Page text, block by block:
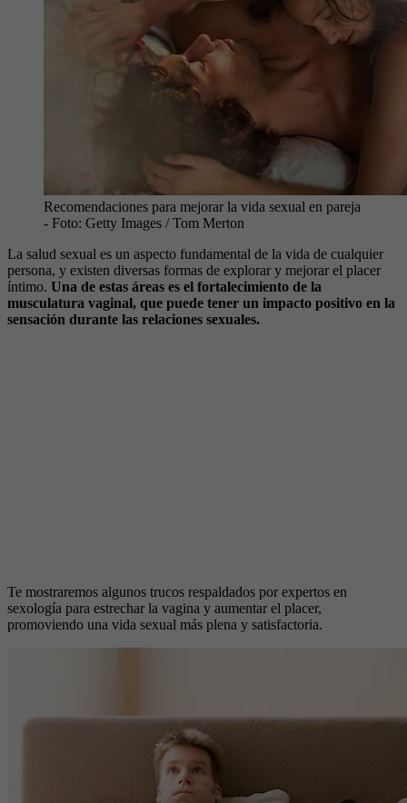
Recomendaciones para mejorar la vida sexual en pareja
- Foto: Getty Images / Tom Merton
La salud sexual es un aspecto fundamental de la vida de cualquier
persona, y existen diversas formas de explorar y mejorar el placer
íntimo. Una de estas áreas es el fortalecimiento de la
musculatura vaginal, que puede tener un impacto positivo en la
sensación durante las relaciones sexuales.
Te mostraremos algunos trucos respaldados por expertos en
sexología para estrechar la vagina y aumentar el placer,
promoviendo una vida sexual más plena y satisfactoria.